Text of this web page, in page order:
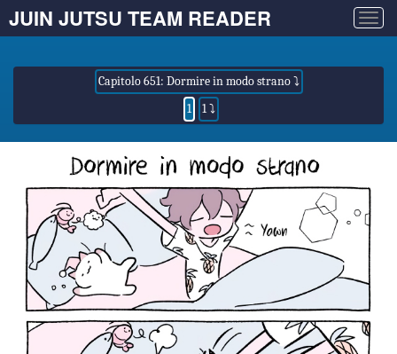
JUIN JUTSU TEAM READER
Capitolo 651: Dormire in modo strano ⤵
1
1 ⤵